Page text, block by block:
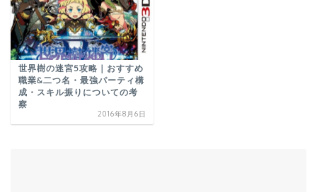
世界樹の迷宮5攻略｜おすすめ
職業&二つ名・最強パーティ構
成・スキル振りについての考
察
2016年8月6日